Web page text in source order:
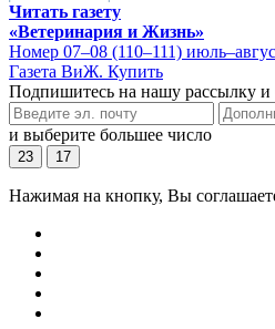
Читать газету
«Ветеринария и Жизнь»
Номер 07–08 (110–111)
Газета ВиЖ. Купить
Подпишитесь на нашу рассылку и
и выберите большее число
23 17
Нажимая на кнопку, Вы